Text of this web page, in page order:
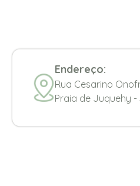
Endereço:
Rua Cesarino
Praia de Juquehy -